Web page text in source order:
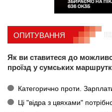
ОПИТУВАННЯ
Як ви ставитеся до
проїзд у сумських
Категорично проти.
Ці "відра з цвяхами"